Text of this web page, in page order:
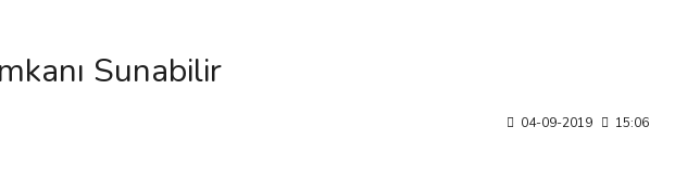
Sunabilir
04-09-2019 15:06